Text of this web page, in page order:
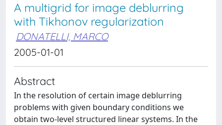
A multigrid for image deblurring
with Tikhonov regularization
DONATELLI, MARCO
2005-01-01
Abstract
In the resolution of certain image deblurring
problems with given boundary conditions we
obtain two-level structured linear systems. In the